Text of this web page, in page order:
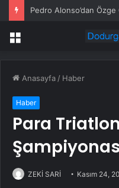
Pedro Alonso’dan Özge
Menü
Anasayfa / Haber
Haber
Para
ZEKİ SARİ Kasım 24,